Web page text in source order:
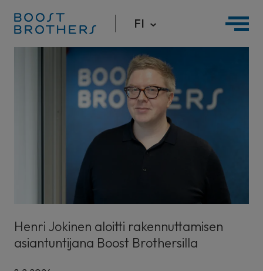
FI
Henri Jokinen aloitti rakennuttamisen
asiantuntijana Boost Brothersilla